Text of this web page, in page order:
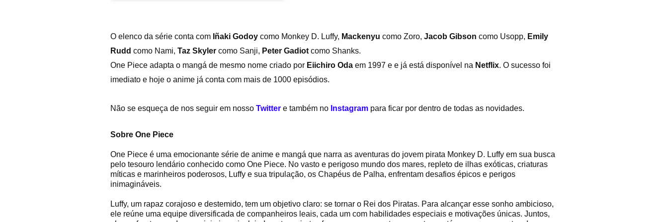
O elenco da série conta com Iñaki Godoy como Monkey D. Luffy, Mackenyu como Zoro, Jacob Gibson como Usopp, Emily
Rudd como Nami, Taz Skyler como Sanji, Peter Gadiot como Shanks.
One Piece adapta o mangá de mesmo nome criado por Eiichiro Oda em 1997 e e já está disponível na Netflix. O sucesso foi
imediato e hoje o anime já conta com mais de 1000 episódios.
Não se esqueça de nos seguir em nosso Twitter e também no Instagram para ficar por dentro de todas as novidades.
Sobre One Piece
One Piece é uma emocionante série de anime e mangá que narra as aventuras do jovem pirata Monkey D. Luffy em sua busca
pelo tesouro lendário conhecido como One Piece. No vasto e perigoso mundo dos mares, repleto de ilhas exóticas, criaturas
míticas e marinheiros poderosos, Luffy e sua tripulação, os Chapéus de Palha, enfrentam desafios épicos e perigos
inimagináveis.
Luffy, um rapaz corajoso e destemido, tem um objetivo claro: se tornar o Rei dos Piratas. Para alcançar esse sonho ambicioso,
ele reúne uma equipe diversificada de companheiros leais, cada um com habilidades especiais e motivações únicas. Juntos,